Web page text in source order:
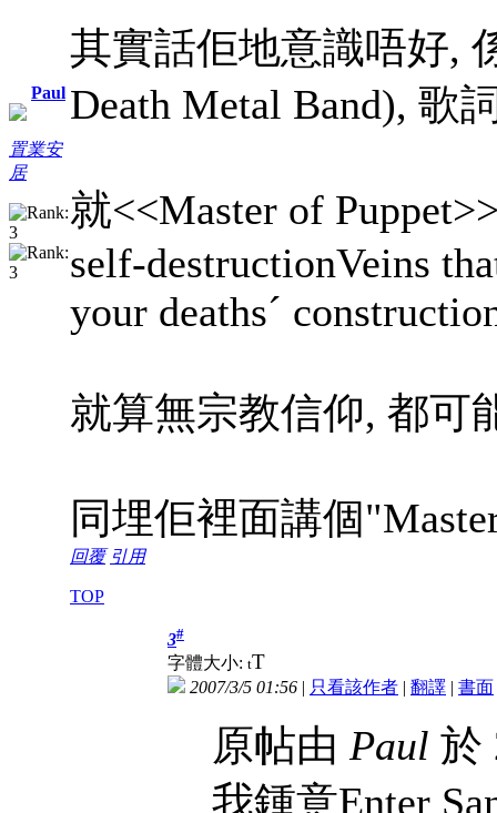
Paul
置業安
居
其實話佢地意識唔好,
Death Metal Band), 歌
就<<Master of
self-destructionVeins
your deaths´
就算無宗教信仰, 都可
同埋佢裡面講個
回覆 引用
TOP
3#
字體大小: tT
2007/3/5 01:56 | 只看該作者 | 翻譯 | 書面
原帖由 Paul 於
我鍾意Enter